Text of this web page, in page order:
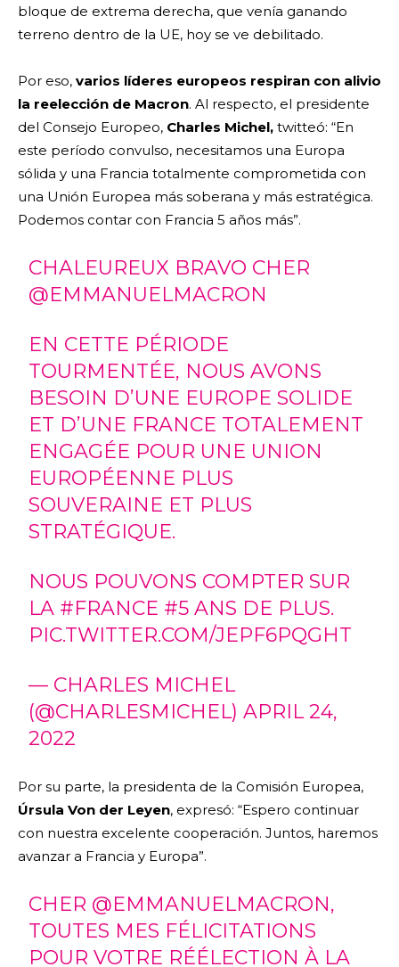
bloque de extrema derecha, que venía ganando
terreno dentro de la UE, hoy se ve debilitado.
Por eso, varios líderes europeos respiran con alivio
la reelección de Macron. Al respecto, el presidente
del Consejo Europeo, Charles Michel, twitteó: “En
este período convulso, necesitamos una Europa
sólida y una Francia totalmente comprometida con
una Unión Europea más soberana y más estratégica.
Podemos contar con Francia 5 años más”.
CHALEUREUX BRAVO CHER
@EMMANUELMACRON
EN CETTE PÉRIODE
TOURMENTÉE, NOUS AVONS
BESOIN D’UNE EUROPE SOLIDE
ET D’UNE FRANCE TOTALEMENT
ENGAGÉE POUR UNE UNION
EUROPÉENNE PLUS
SOUVERAINE ET PLUS
STRATÉGIQUE.
NOUS POUVONS COMPTER SUR
LA #FRANCE #5 ANS DE PLUS.
PIC.TWITTER.COM/JEPF6PQGHT
— CHARLES MICHEL
(@CHARLESMICHEL)APRIL 24,
2022
Por su parte, la presidenta de la Comisión Europea,
Úrsula Von der Leyen, expresó: “Espero continuar
con nuestra excelente cooperación. Juntos, haremos
avanzar a Francia y Europa”.
CHER @EMMANUELMACRON,
TOUTES MES FÉLICITATIONS
POUR VOTRE RÉÉLECTION À LA